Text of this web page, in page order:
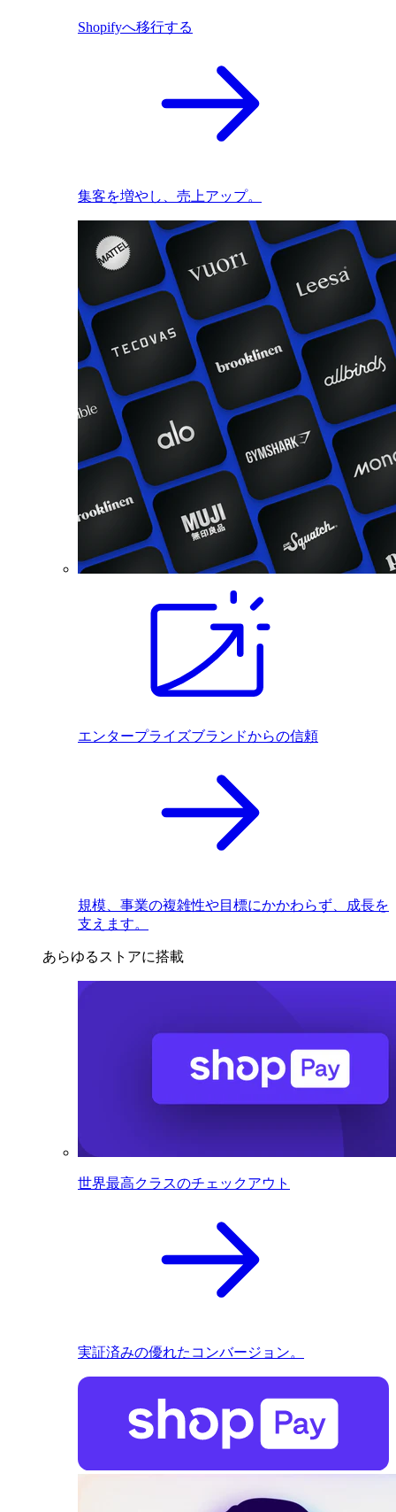
Shopifyへ移行する
集客を増やし、売上アップ。
エンタープライズブランドからの信頼
規模、事業の複雑性や目標にかかわらず、成長を
支えます。
あらゆるストアに搭載
世界最高クラスのチェックアウト
実証済みの優れたコンバージョン。